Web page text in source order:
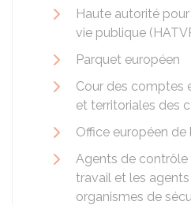
Haute autorité
vie publique
Parquet européen
Cour des comptes
et territoriales des
Office européen de
Agents de
travail et les
organismes de